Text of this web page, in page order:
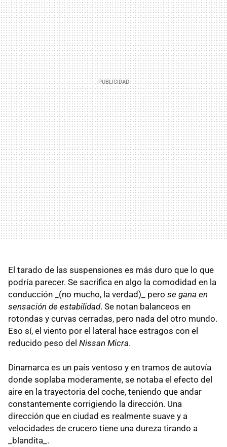
El tarado de las suspensiones es más duro que lo que
podría parecer. Se sacrifica en algo la comodidad en la
conducción _(no mucho, la verdad)_ pero se gana en
sensación de estabilidad. Se notan balanceos en
rotondas y curvas cerradas, pero nada del otro mundo.
Eso sí, el viento por el lateral hace estragos con el
reducido peso del Nissan Micra.
Dinamarca es un país ventoso y en tramos de autovía
donde soplaba moderamente, se notaba el efecto del
aire en la trayectoria del coche, teniendo que andar
constantemente corrigiendo la dirección. Una
dirección que en ciudad es realmente suave y a
velocidades de crucero tiene una dureza tirando a
_blandita_.